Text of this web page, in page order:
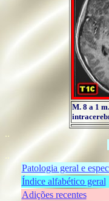
M. 8 a 1
..
..
Patologia geral e
Índice alfabético geral
Adições recentes